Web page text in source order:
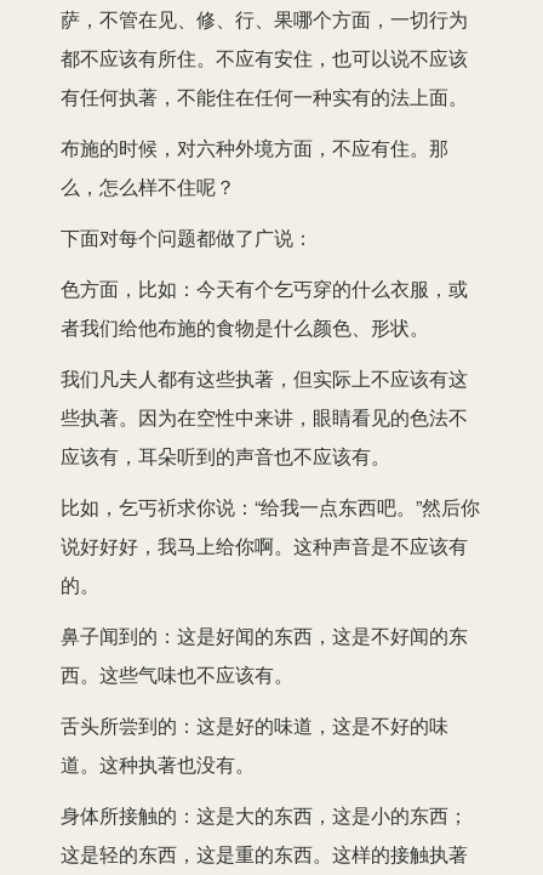
萨，不管在见、修、行、果哪个方面，一切行为
都不应该有所住。不应有安住，也可以说不应该
有任何执著，不能住在任何一种实有的法上面。
布施的时候，对六种外境方面，不应有住。那
么，怎么样不住呢？
下面对每个问题都做了广说：
色方面，比如：今天有个乞丐穿的什么衣服，或
者我们给他布施的食物是什么颜色、形状。
我们凡夫人都有这些执著，但实际上不应该有这
些执著。因为在空性中来讲，眼睛看见的色法不
应该有，耳朵听到的声音也不应该有。
比如，乞丐祈求你说：“给我一点东西吧。”然后你
说好好好，我马上给你啊。这种声音是不应该有
的。
鼻子闻到的：这是好闻的东西，这是不好闻的东
西。这些气味也不应该有。
舌头所尝到的：这是好的味道，这是不好的味
道。这种执著也没有。
身体所接触的：这是大的东西，这是小的东西；
这是轻的东西，这是重的东西。这样的接触执著